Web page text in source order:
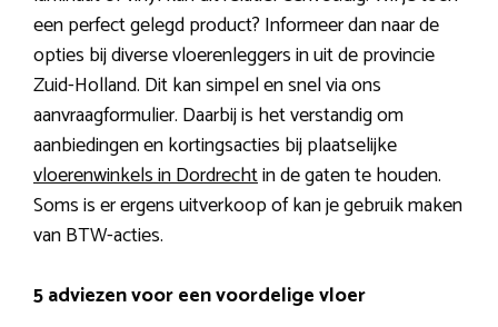
een perfect gelegd product? Informeer dan naar de
opties bij diverse vloerenleggers in uit de provincie
Zuid-Holland. Dit kan simpel en snel via ons
aanvraagformulier. Daarbij is het verstandig om
aanbiedingen en kortingsacties bij plaatselijke
vloerenwinkels in Dordrechtin de gaten te houden.
Soms is er ergens uitverkoop of kan je gebruik maken
van BTW-acties.
5 adviezen voor een voordelige vloer